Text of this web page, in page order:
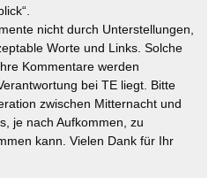
nicht durch Unterstellungen,
Worte und Links. Solche
Kommentare werden
bei TE liegt. Bitte
zwischen Mitternacht und
je nach Aufkommen, zu
kann. Vielen Dank für Ihr